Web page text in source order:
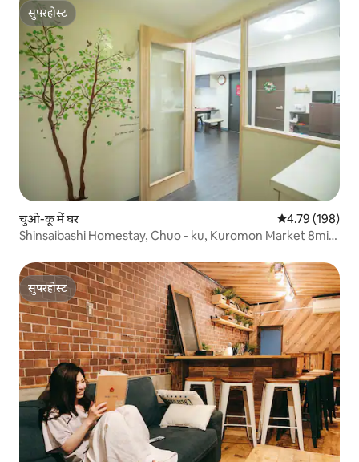
सुपरहोस्ट
सुपरहोस्ट
चुओ-कू में घर औसत रेटिंग 5 में से
4.79 (198)
Shinsaibashi Homestay, Chuo - ku, Kuromon Market 8min,
Station के पास सुविधाजनक परिवहन
सुपरहोस्ट
सुपरहोस्ट